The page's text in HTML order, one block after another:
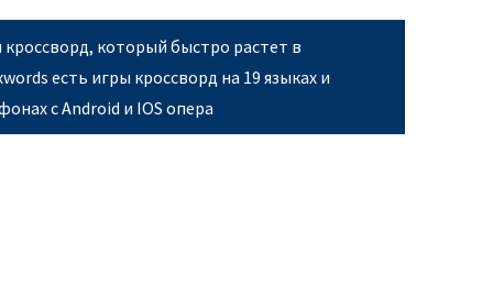
кроссворд, который быстро растет в
есть игры кроссворд на 19 языках и
с Android и IOS опера